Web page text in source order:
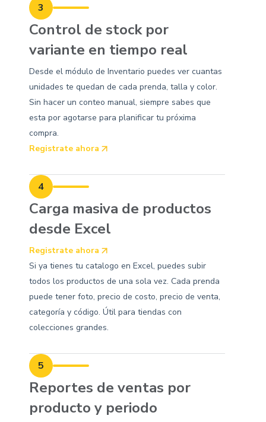
3
Control de stock por
variante en tiempo real
Desde el módulo de Inventario puedes ver cuantas
unidades te quedan de cada prenda, talla y color.
Sin hacer un conteo manual, siempre sabes que
esta por agotarse para planificar tu próxima
compra.
Registrate ahora
4
Carga masiva de productos
desde Excel
Registrate ahora
Si ya tienes tu catalogo en Excel, puedes subir
todos los productos de una sola vez. Cada prenda
puede tener foto, precio de costo, precio de venta,
categoría y código. Útil para tiendas con
colecciones grandes.
5
Reportes de ventas por
producto y periodo